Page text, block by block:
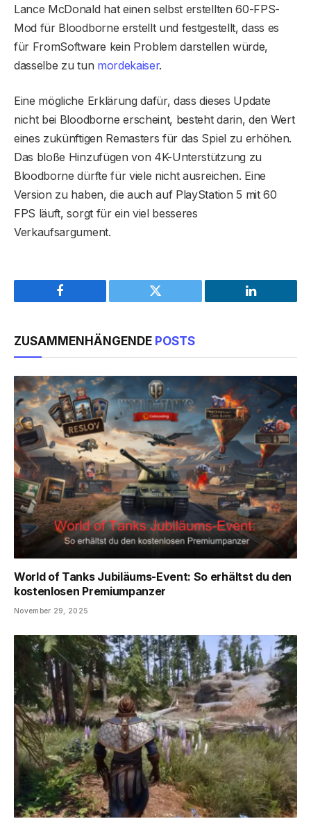
Lance McDonald hat einen selbst erstellten 60-FPS-
Mod für Bloodborne erstellt und festgestellt, dass es
für FromSoftware kein Problem darstellen würde,
dasselbe zu tun mordekaiser.
Eine mögliche Erklärung dafür, dass dieses Update
nicht bei Bloodborne erscheint, besteht darin, den Wert
eines zukünftigen Remasters für das Spiel zu erhöhen.
Das bloße Hinzufügen von 4K-Unterstützung zu
Bloodborne dürfte für viele nicht ausreichen. Eine
Version zu haben, die auch auf PlayStation 5 mit 60
FPS läuft, sorgt für ein viel besseres
Verkaufsargument.
Facebook Twitter LinkedIn
ZUSAMMENHÄNGENDE POSTS
World of Tanks Jubiläums-Event: So erhältst du den
kostenlosen Premiumpanzer
November 29, 2025